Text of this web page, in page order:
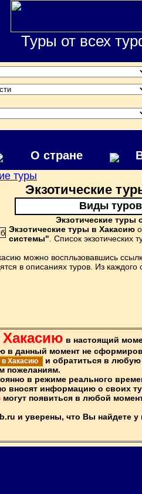
Туры от всех
О стране
туры
Экзотические
Виды
Экзотические туры
Экзотические туры в Хакасию
системы" . Список
можно воспльзовавшись
в описаниях туров. Из каждого
Хакасию в настоящий
в данный момент не
Хакасию
и обратиться в
пожеланиям.
в режиме реального
вносят информацию о своих
могут появиться в любой
и уверены, что Вы найдете у